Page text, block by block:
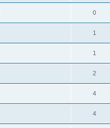
0
1
1
2
4
4